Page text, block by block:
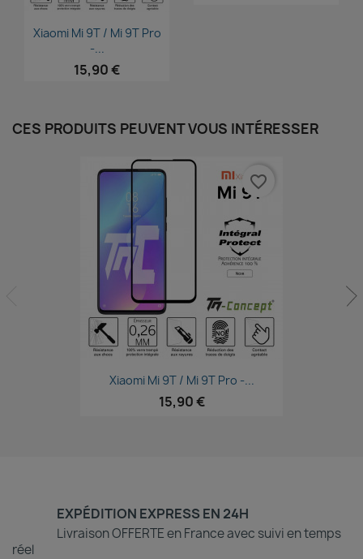
Aperçu rapide
Xiaomi Mi 9T / Mi 9T Pro
-...
15,90 €
CES PRODUITS PEUVENT VOUS INTÉRESSER
Aperçu rapide
Xiaomi Mi 9T / Mi 9T Pro -...
15,90 €
favorite_border
EXPÉDITION EXPRESS EN 24H
Livraison OFFERTE en France avec suivi en temps
réel